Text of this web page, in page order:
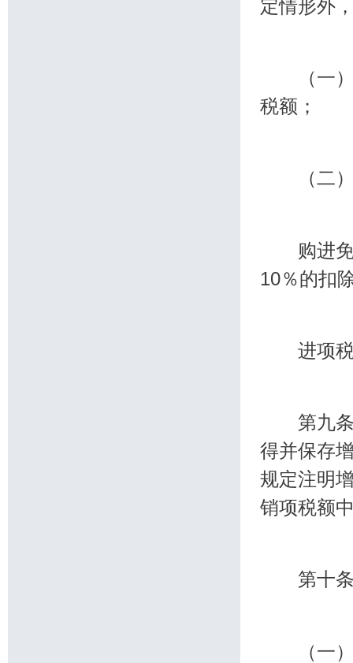
定情形外
（一）
税额；
（二）
购进免
10％的扣
进项税
第九条
得并保存
规定注明
销项税额
第十条
（一）